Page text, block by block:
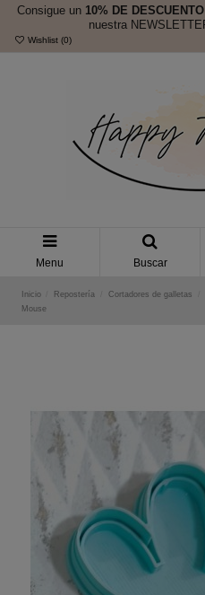
Consigue un 10% DE DESCUENTO
nuestra
Wishlist (0)
Menu Buscar
Inicio Repostería Cortadores de galletas
Mouse